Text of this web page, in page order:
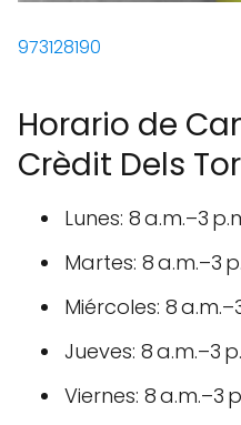
973128190
Horario de
Crèdit Dels
Lunes: 8 a.m.–3
Martes: 8 a.m.–3
Miércoles: 8
Jueves: 8 a.m.–3
Viernes: 8 a.m.–3